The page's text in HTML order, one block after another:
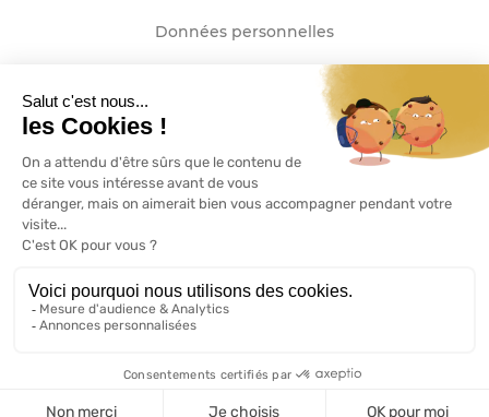
Données personnelles